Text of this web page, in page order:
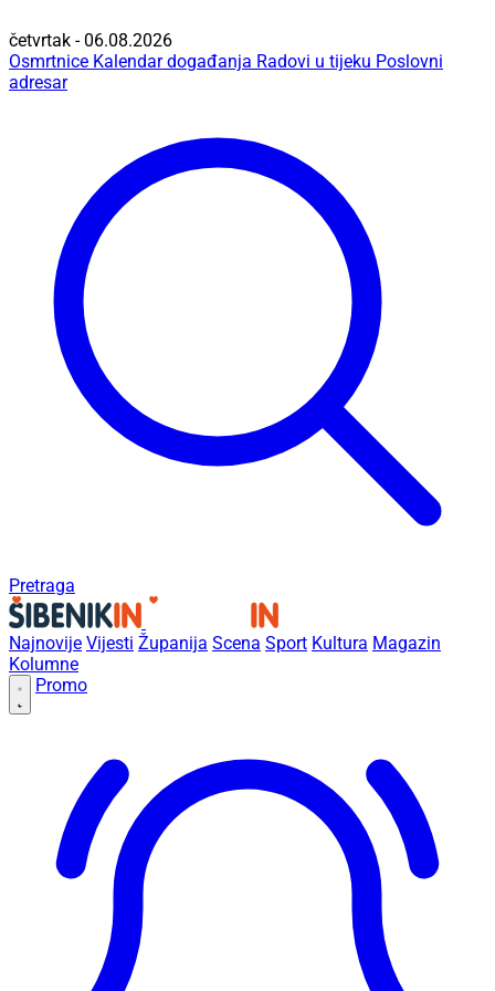
četvrtak - 06.08.2026
Osmrtnice Kalendar događanja Radovi u tijeku Poslovni
adresar
Pretraga
Najnovije Vijesti Županija Scena Sport Kultura Magazin
Kolumne
Promo